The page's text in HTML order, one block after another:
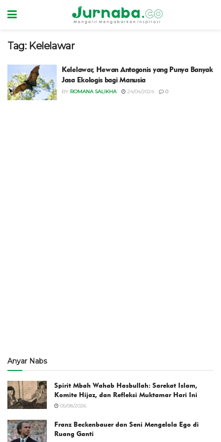
Tag: Kelelawar
Kelelawar, Hewan Antagonis yang Punya Banyak
Jasa Ekologis bagi Manusia
BY ROMANA SALIKHA 24/04/2024 0
Anyar Nabs
Spirit Mbah Wahab Hasbullah: Sarekat Islam,
Komite Hijaz, dan Refleksi Muktamar Hari Ini
05/08/2026
Franz Beckenbauer dan Seni Mengelola Ego di
Ruang Ganti